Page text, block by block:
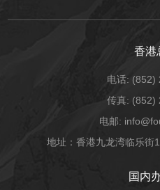
香港
电话: (852)
传真: (852)
电邮:
地址：香港九龙湾临乐街
国内